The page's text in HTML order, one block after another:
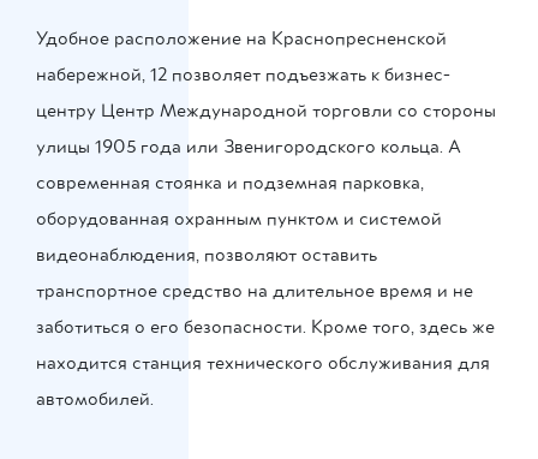
Удобное расположение на Краснопресненской
набережной, 12 позволяет подъезжать к бизнес-
центру Центр Международной торговли со стороны
улицы 1905 года или Звенигородского кольца. А
современная стоянка и подземная парковка,
оборудованная охранным пунктом и системой
видеонаблюдения, позволяют оставить
транспортное средство на длительное время и не
заботиться о его безопасности. Кроме того, здесь же
находится станция технического обслуживания для
автомобилей.